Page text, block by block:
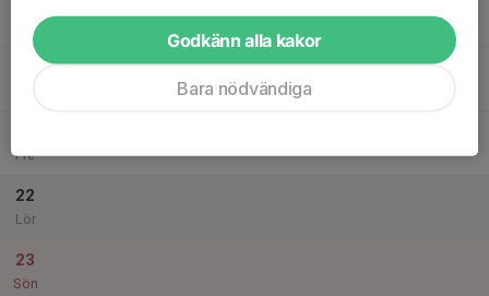
Ons
Fre
22
Lör
23
Sön
Godkänn alla kakor
Bara nödvändiga